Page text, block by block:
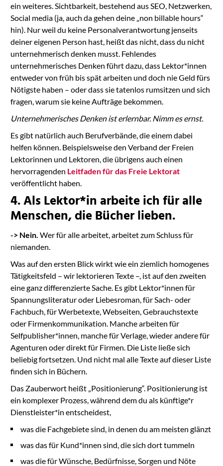
ein weiteres. Sichtbarkeit, bestehend aus SEO, Netzwerken,
Social media (ja, auch da gehen deine „non billable hours“
hin). Nur weil du keine Personalverantwortung jenseits
deiner eigenen Person hast, heißt das nicht, dass du nicht
unternehmerisch denken musst. Fehlendes
unternehmerisches Denken führt dazu, dass Lektor*innen
entweder von früh bis spät arbeiten und doch nie Geld fürs
Nötigste haben – oder dass sie tatenlos rumsitzen und sich
fragen, warum sie keine Aufträge bekommen.
Unternehmerisches Denken ist erlernbar. Nimm es ernst.
Es gibt natürlich auch Berufverbände, die einem dabei
helfen können. Beispielsweise den Verband der Freien
Lektorinnen und Lektoren, die übrigens auch einen
hervorragenden Leitfaden für das Freie Lektorat
veröffentlicht haben.
4. Als Lektor*in arbeite ich für alle
Menschen, die Bücher lieben.
-> Nein. Wer für alle arbeitet, arbeitet zum Schluss für
niemanden.
Was auf den ersten Blick wirkt wie ein ziemlich homogenes
Tätigkeitsfeld – wir lektorieren Texte –, ist auf den zweiten
eine ganz differenzierte Sache. Es gibt Lektor*innen für
Spannungsliteratur oder Liebesroman, für Sach- oder
Fachbuch, für Werbetexte, Webseiten, Gebrauchstexte
oder Firmenkommunikation. Manche arbeiten für
Selfpublisher*innen, manche für Verlage, wieder andere für
Agenturen oder direkt für Firmen. Die Liste ließe sich
beliebig fortsetzen. Und nicht mal alle Texte auf dieser Liste
finden sich in Büchern.
Das Zauberwort heißt „Positionierung“. Positionierung ist
ein komplexer Prozess, während dem du als künftige*r
Dienstleister*in entscheidest,
was die Fachgebiete sind, in denen du am meisten glänzt
was das für Kund*innen sind, die sich dort tummeln
was die für Wünsche, Bedürfnisse, Sorgen und Nöte